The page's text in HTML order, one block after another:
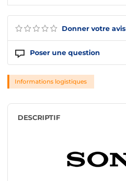
Donner votre avis
Poser une question
Informations logistiques
DESCRIPTIF